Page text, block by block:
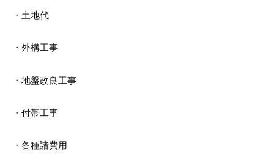
・土地代
・外構工事
・地盤改良工事
・付帯工事
・各種諸費用